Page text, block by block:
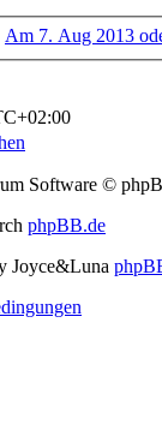
Am 7. Aug 2013
Software ©
phpBB.de
Joyce&Luna